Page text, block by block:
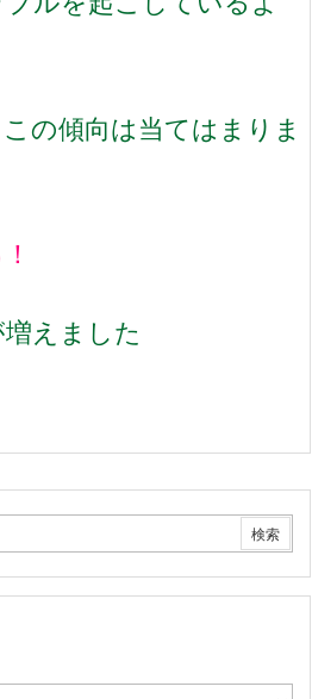
の傾向は当てはまりま
えました